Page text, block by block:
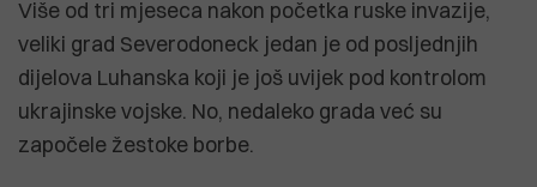
Više od tri mjeseca nakon početka ruske invazije,
veliki grad Severodoneck jedan je od posljednjih
dijelova Luhanska koji je još uvijek pod kontrolom
ukrajinske vojske. No, nedaleko grada već su
započele žestoke borbe.